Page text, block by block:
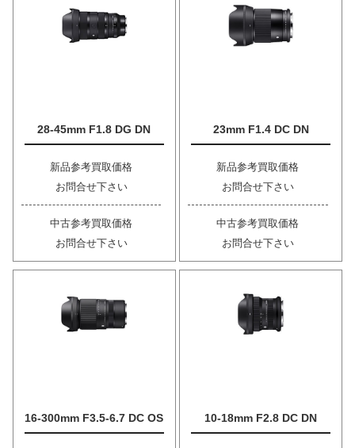
28-45mm F1.8 DG DN
新品参考買取価格
お問合せ下さい
中古参考買取価格
お問合せ下さい
23mm F1.4 DC DN
新品参考買取価格
お問合せ下さい
中古参考買取価格
お問合せ下さい
16-300mm F3.5-6.7 DC OS 10-18mm F2.8 DC DN